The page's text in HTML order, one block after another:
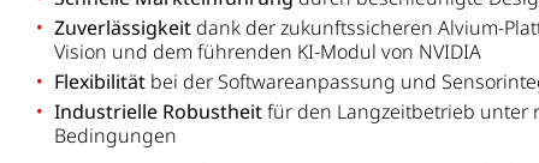
Zuverlässigkeit dank der zukunftssicheren Alvium-
Vision und dem führenden KI-Modul von NVIDIA
Flexibilität bei der Softwareanpassung und
Industrielle Robustheitfür den Langzeitbetrieb unter
Bedingungen